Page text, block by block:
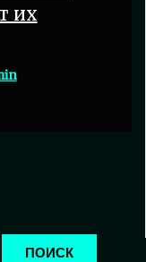
их
ПОИСК